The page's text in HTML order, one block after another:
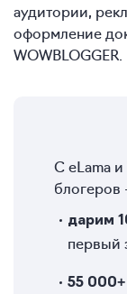
аудитории,
оформление
WOWBLOGGER.
С eLama и
дарим
первый
55